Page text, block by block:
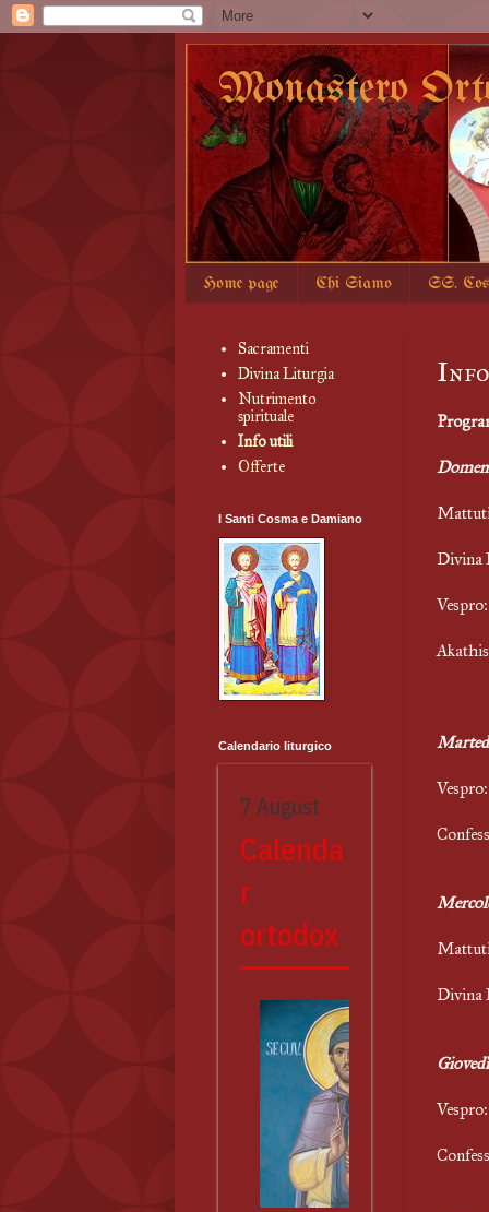
Monastero
Home page Chi Siamo SS.
Giovedì
Sacramenti
Divina Liturgia
Nutrimento
spirituale
Info utili
Offerte
I Santi Cosma e Damiano
Calendario liturgico
7 August
Calenda
r
ortodox